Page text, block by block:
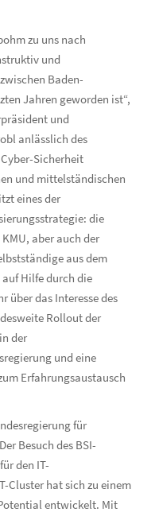
zu uns nach
und
Baden-
Jahren geworden ist“,
und
anlässlich des
Sicherheit
und mittelständischen
eines der
die
aber auch der
aus dem
Hilfe durch die
über das Interesse des
Rollout der
der
und eine
Erfahrungsaustausch
für
Besuch des BSI-
den IT-
Cluster hat sich zu einem
entwickelt. Mit